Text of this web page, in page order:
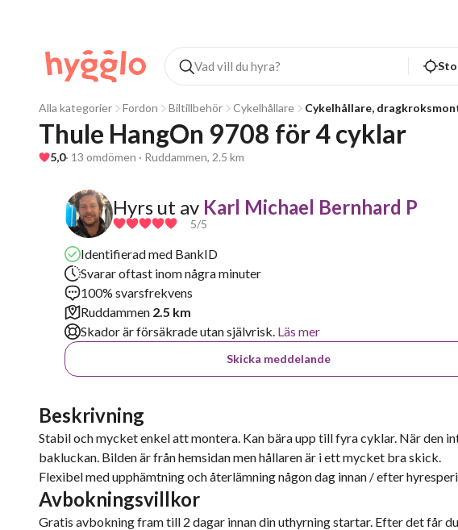
Alla kategorier Fordon Biltillbehör Cykelhållare Cykelhållare,
Thule HangOn 9708 för 4 cyklar
5,0· 13 omdömen · Ruddammen, 2.5 km
Hyrs ut av Karl Michael Bernhard P
5/5
Identifierad med BankID
Svarar oftast inom några minuter
100% svarsfrekvens
Ruddammen 2.5 km
Skador är försäkrade utan självrisk. Läs mer
Skicka meddelande
Beskrivning
Stabil och mycket enkel att montera. Kan bära upp till fyra cyklar. När den
bakluckan. Bilden är från hemsidan men hållaren är i ett mycket bra skick.
Flexibel med upphämtning och återlämning någon dag innan / efter
Avbokningsvillkor
Gratis avbokning fram till 2 dagar innan din uthyrning startar. Efter det får